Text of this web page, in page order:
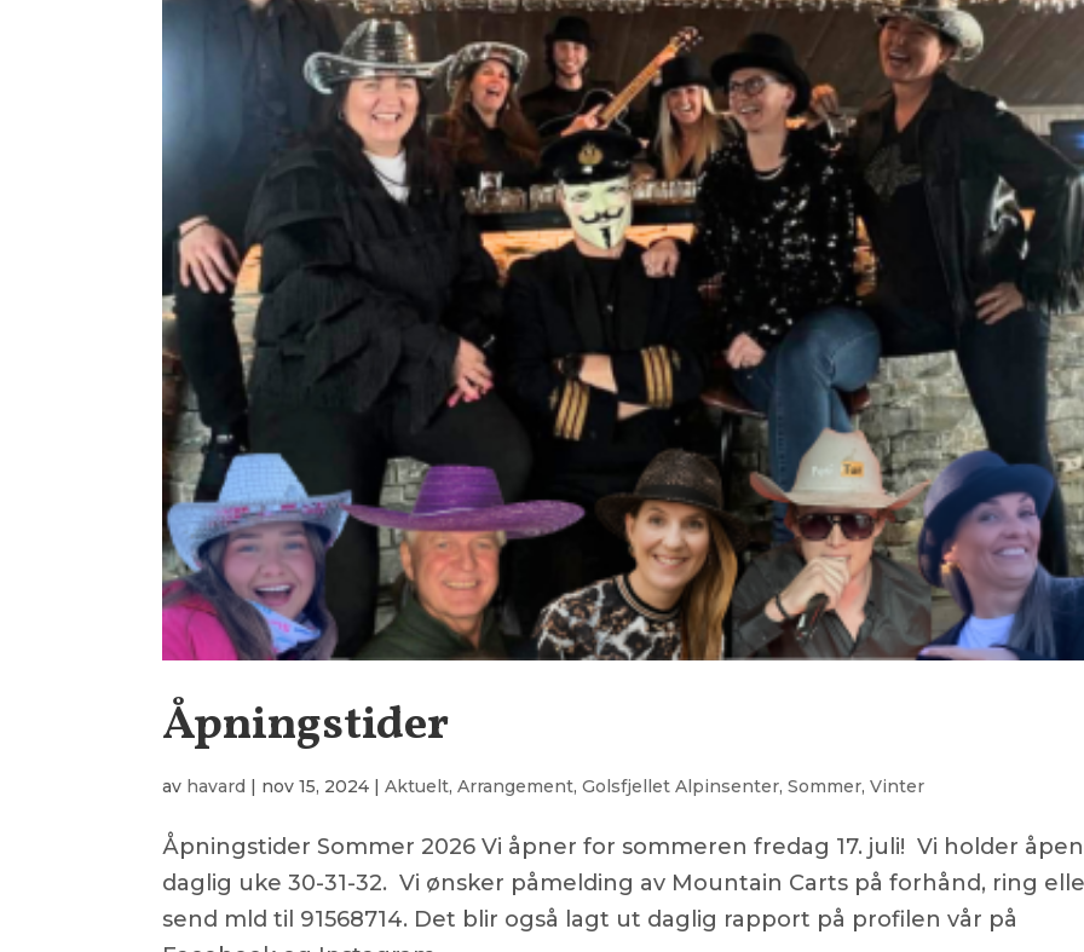
Åpningstider
av havard | nov 15, 2024 |Aktuelt,Arrangement,Golsfjellet Alpinsenter,Sommer,Vinter
Åpningstider Sommer 2026 Vi åpner for sommeren fredag 17. juli! Vi holder
daglig uke 30-31-32. Vi ønsker påmelding av Mountain Carts på forhånd, ring
send mld til 91568714. Det blir også lagt ut daglig rapport på profilen vår på